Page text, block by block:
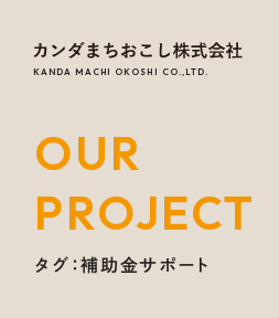
HOME
NEWS RELEASE
KANDA MACHI OKOSHI CO.,LTD.
OUR
PROJECT
タグ：補助金サポート